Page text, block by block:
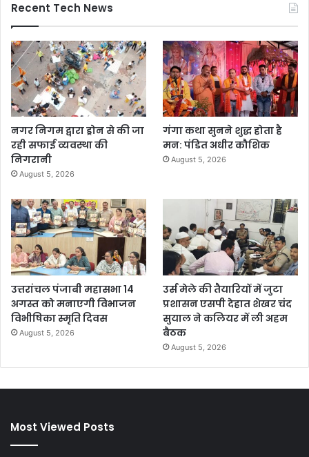
Recent Tech News
नगर निगम द्वारा ड्रोन से की जा
रही सफाई व्यवस्था की
निगरानी
August 5, 2026
गंगा कथा सुनने शुद्ध होता है
मन: पंडित अधीर कौशिक
August 5, 2026
उत्तरांचल पंजाबी महासभा 14
अगस्त को मनाएगी विभाजन
विभीषिका स्मृति दिवस
August 5, 2026
उर्स मेले की तैयारियों में जुटा
प्रशासन एसपी देहात शेखर चंद
सुयाल ने कलियर में ली अहम
बैठक
August 5, 2026
Most Viewed Posts